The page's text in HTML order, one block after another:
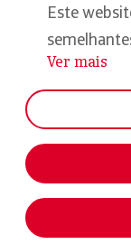
Política de cookies
Declaração de
Este
...
Ver mais